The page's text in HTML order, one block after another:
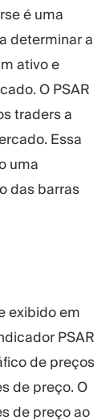
é uma
determinar a
ativo e
O PSAR
traders a
Essa
uma
das barras
exibido em
PSAR
de preços
de preço. O
de preço ao
MAIS
Sobre nós
Equipe
Eventos